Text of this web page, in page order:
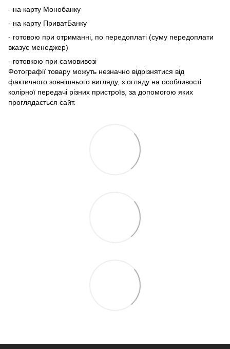
- на карту Монобанку
- на карту ПриватБанку
- готовою при отриманні, по передоплаті (суму передоплати
вказує менеджер)
- готовкою при самовивозі
Фотографії товару можуть незначно відрізнятися від
фактичного зовнішнього вигляду, з огляду на особливості
колірної передачі різних пристроїв, за допомогою яких
проглядається сайт.